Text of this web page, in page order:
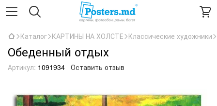
Каталог КАРТИНЫ НА ХОЛСТЕ Классические художники
Обеденный отдых
Артикул: 1091934 Оставить отзыв